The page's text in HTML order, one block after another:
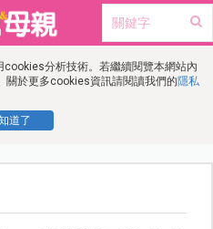
分析技術。若繼續閱覽本網站內
關於更多cookies資訊請閱讀我們的隱私
道了